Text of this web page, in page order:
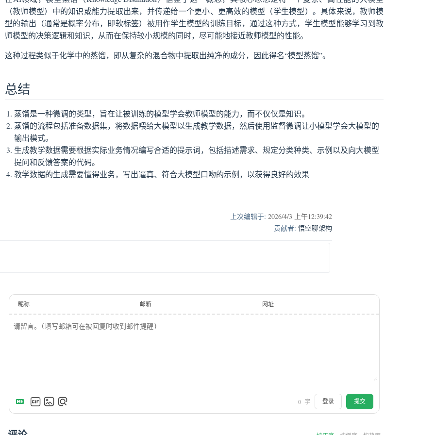
（教师模型）中的知识或能力提取出来，并传递给一个更小、更高效的模型（学生模型）。具体来说，教师模
型的输出（通常是概率分布，即软标签）被用作学生模型的训练目标，通过这种方式，学生模型能够学习到教
师模型的决策逻辑和知识，从而在保持较小规模的同时，尽可能地接近教师模型的性能。
这种过程类似于化学中的蒸馏，即从复杂的混合物中提取出纯净的成分，因此得名“模型蒸馏”。
总结
蒸馏是一种微调的类型，旨在让被训练的模型学会教师模型的能力，而不仅仅是知识。
蒸馏的流程包括准备数据集，将数据喂给大模型以生成教学数据，然后使用监督微调让小模型学会大模型的
输出模式。
生成教学数据需要根据实际业务情况编写合适的提示词，包括描述需求、规定分类种类、示例以及向大模型
提问和反馈答案的代码。
教学数据的生成需要懂得业务，写出逼真、符合大模型口吻的示例，以获得良好的效果
上次编辑于: 2026/4/3 上午12:39:42
贡献者: 悟空聊架构
昵称 邮箱 网址
0 字 登录 提交